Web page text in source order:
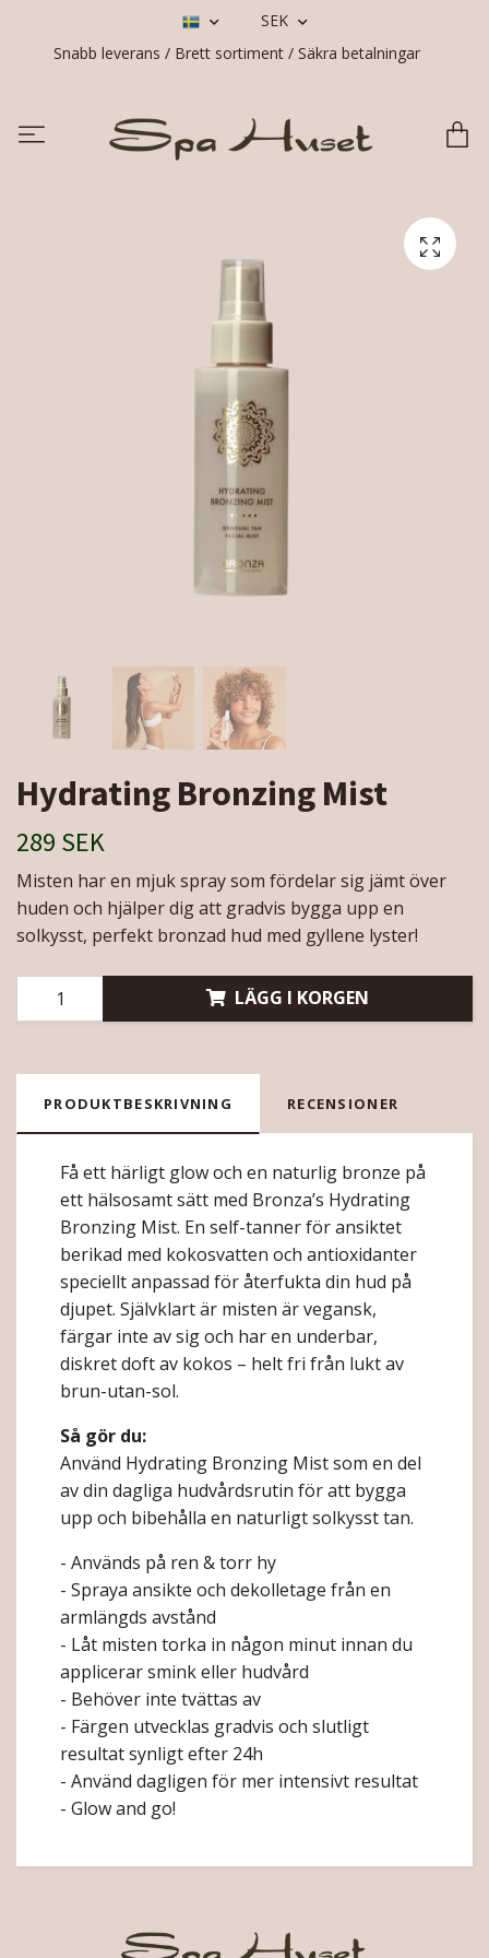
SEK
Snabb leverans / Brett sortiment / Säkra betalningar
Hydrating Bronzing Mist
289 SEK
Misten har en mjuk spray som fördelar sig jämt över
huden och hjälper dig att gradvis bygga upp en
solkysst, perfekt bronzad hud med gyllene lyster!
LÄGG I KORGEN
PRODUKTBESKRIVNING RECENSIONER
Få ett härligt glow och en naturlig bronze på
ett hälsosamt sätt med Bronza’s Hydrating
Bronzing Mist. En self-tanner för ansiktet
berikad med kokosvatten och antioxidanter
speciellt anpassad för återfukta din hud på
djupet. Självklart är misten är vegansk,
färgar inte av sig och har en underbar,
diskret doft av kokos – helt fri från lukt av
brun-utan-sol.
Så gör du:
Använd Hydrating Bronzing Mist som en del
av din dagliga hudvårdsrutin för att bygga
upp och bibehålla en naturligt solkysst tan.
- Används på ren & torr hy
- Spraya ansikte och dekolletage från en
armlängds avstånd
- Låt misten torka in någon minut innan du
applicerar smink eller hudvård
- Behöver inte tvättas av
- Färgen utvecklas gradvis och slutligt
resultat synligt efter 24h
- Använd dagligen för mer intensivt resultat
- Glow and go!